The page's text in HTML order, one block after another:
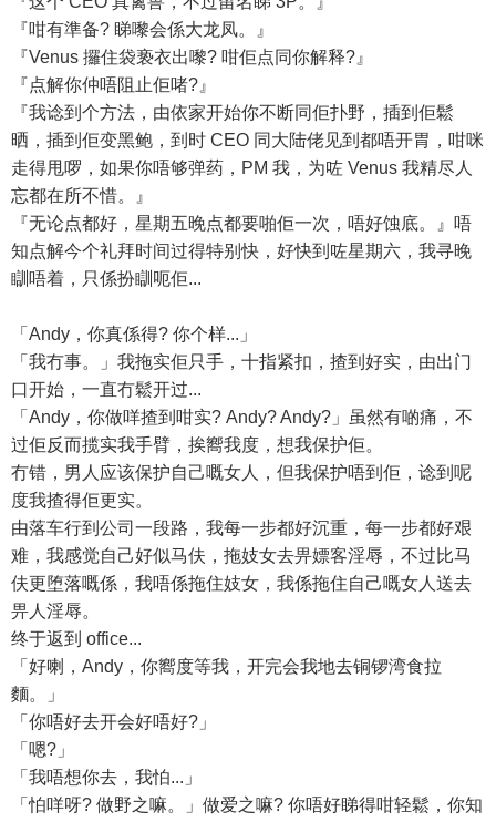
『咁有準备? 睇嚟会係大龙凤。』
『Venus 攞住袋亵衣出嚟? 咁佢点同你解释?』
『点解你仲唔阻止佢啫?』
『我谂到个方法，由依家开始你不断同佢扑野，插到佢鬆
晒，插到佢变黑鲍，到时 CEO 同大陆佬见到都唔开胃，咁咪
走得甩啰，如果你唔够弹药，PM 我，为咗 Venus 我精尽人
忘都在所不惜。』
『无论点都好，星期五晚点都要啪佢一次，唔好蚀底。』唔
知点解今个礼拜时间过得特别快，好快到咗星期六，我寻晚
瞓唔着，只係扮瞓呃佢...
「Andy，你真係得? 你个样...」
「我冇事。」我拖实佢只手，十指紧扣，揸到好实，由出门
口开始，一直冇鬆开过...
「Andy，你做咩揸到咁实? Andy? Andy?」虽然有啲痛，不
过佢反而揽实我手臂，挨嚮我度，想我保护佢。
冇错，男人应该保护自己嘅女人，但我保护唔到佢，谂到呢
度我揸得佢更实。
由落车行到公司一段路，我每一步都好沉重，每一步都好艰
难，我感觉自己好似马伕，拖妓女去畀嫖客淫辱，不过比马
伕更堕落嘅係，我唔係拖住妓女，我係拖住自己嘅女人送去
畀人淫辱。
终于返到 office...
「好喇，Andy，你嚮度等我，开完会我地去铜锣湾食拉
麵。」
「你唔好去开会好唔好?」
「嗯?」
「我唔想你去，我怕...」
「怕咩呀? 做野之嘛。」做爱之嘛? 你唔好睇得咁轻鬆，你知